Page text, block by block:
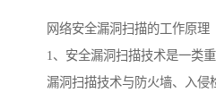
网络安全漏洞扫描的工作原理
1、安全漏洞扫描技术是一类
漏洞扫描技术与防火墙、入侵